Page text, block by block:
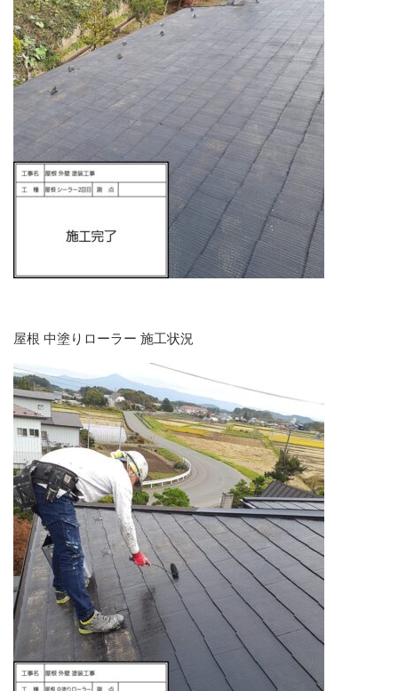
屋根 中塗りローラー 施工状況